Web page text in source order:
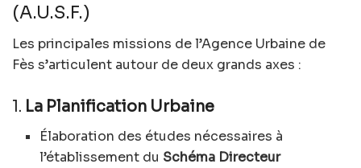
(A.U.S.F.)
Les principales missions de l’Agence Urbaine de
Fès s’articulent autour de deux grands axes :
1. La Planification Urbaine
Élaboration des études nécessaires à
l’établissement du Schéma Directeur